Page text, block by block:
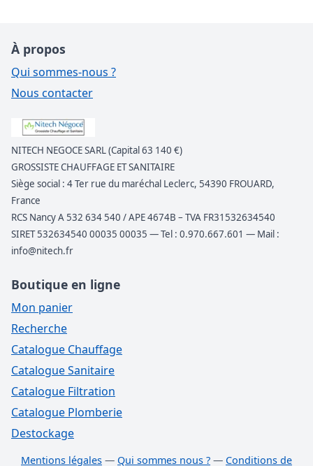
À propos
Qui sommes-nous ?
Nous contacter
NITECH NEGOCE SARL (Capital 63 140 €)
GROSSISTE CHAUFFAGE ET SANITAIRE
Siège social : 4 Ter rue du maréchal Leclerc, 54390 FROUARD,
France
RCS Nancy A 532 634 540 / APE 4674B – TVA FR31532634540
SIRET 532634540 00035 00035 — Tel : 0.970.667.601 — Mail :
info@nitech.fr
Boutique en ligne
Mon panier
Recherche
Catalogue Chauffage
Catalogue Sanitaire
Catalogue Filtration
Catalogue Plomberie
Destockage
Mentions légales — Qui sommes nous ? — Conditions de